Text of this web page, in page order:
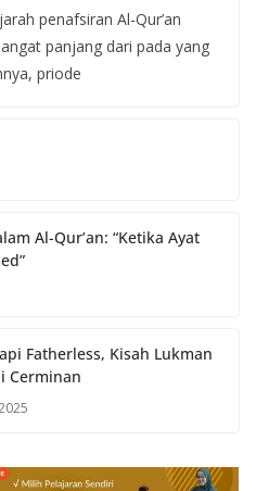
penafsiran Al-Qur’an
panjang dari pada yang
priode
Al-Qur’an: “Ketika Ayat
Fatherless, Kisah Lukman
Cerminan